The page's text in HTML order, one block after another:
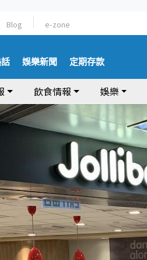
Blog e-zone
娛樂新聞 定期存款
飲食情報 娛樂